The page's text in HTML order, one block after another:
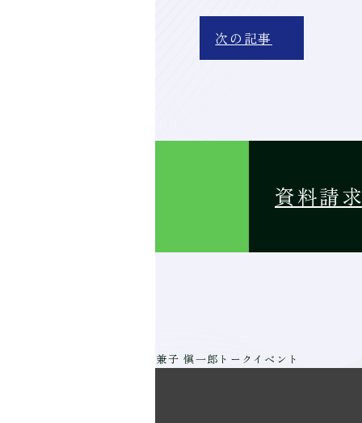
次の記事
資料請求
ポーツフォトグラファー・兼子 愼一郎トークイベント